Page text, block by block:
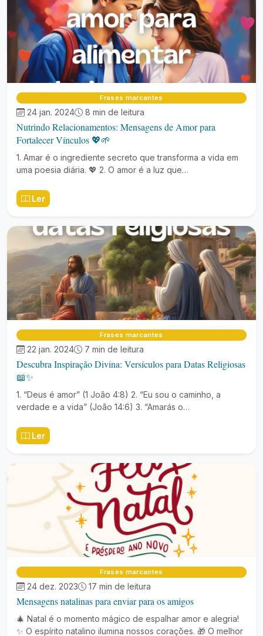
Frases marcantes
24 jan. 2024 8 min de leitura
Nutrindo Relacionamentos: Mensagens de Amor para
Fortalecer Vínculos 💖🌱
1. Amar é o ingrediente secreto que transforma a vida em
uma poesia diária. 💖 2. O amor é a luz que…
Ler
Frases marcantes
22 jan. 2024 7 min de leitura
Descubra Inspiração Divina: Versículos para Datas Religiosas
📖✨
1. “Deus é amor” (1 João 4:8) 2. “Eu sou o caminho, a
verdade e a vida” (João 14:6) 3. “Amarás o…
Ler
Frases marcantes
24 dez. 2023 17 min de leitura
Mensagens natalinas para enviar para os amigos
🎄 Natal é o momento mágico de espalhar amor e alegria!
✨ O espírito natalino ilumina nossos corações. 🎁 O melhor